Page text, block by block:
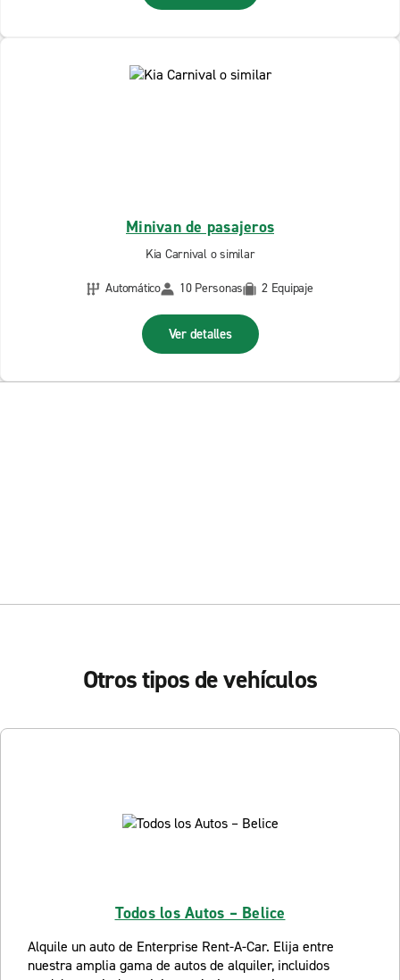
Minivan de pasajeros
Kia Carnival o similar
Automático
10 Personas 2 Equipaje
Ver detalles
Otros tipos de vehículos
Todos los Autos – Belice
Alquile un auto de Enterprise Rent-A-Car. Elija entre
nuestra amplia gama de autos de alquiler, incluidos